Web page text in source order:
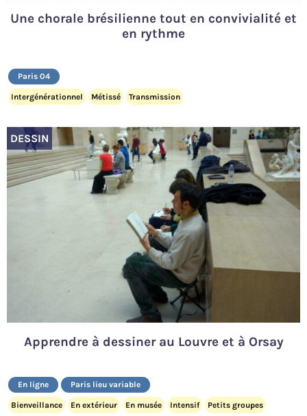
Une chorale brésilienne tout en convivialité et
en rythme
Paris 04
Intergénérationnel Métissé Transmission
DESSIN
Apprendre à dessiner au Louvre et à Orsay
En ligne Paris lieu variable
Bienveillance En extérieur En musée Intensif Petits groupes